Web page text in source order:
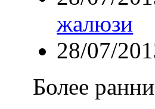
жалюзи
28/07/
Более